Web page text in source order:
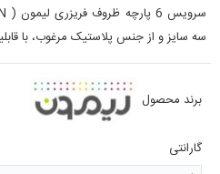
سه سایز و از جنس پلاستیک مرغوب، با
برند محصول
گارانتی